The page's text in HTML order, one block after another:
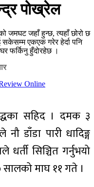
पोख्रेल
जमघट जहाँ हुन्छ, त्यहाँ छोरो छ
सकेसम्म एकएक गरेर हेर्दा पनि
फर्किनु हुँदोरहेछ ।
सहिद । दमक ३
डाँडा पारी धादिङ्ग
धर्ती सिञ्चित गर्नुभयो
माघ ११ गते ।